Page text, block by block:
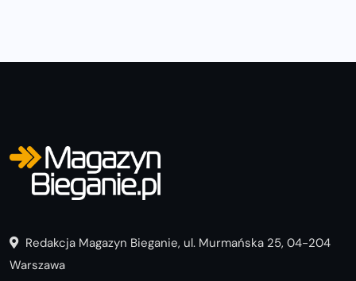
Redakcja Magazyn Bieganie, ul. Murmańska 25, 04-204
Warszawa